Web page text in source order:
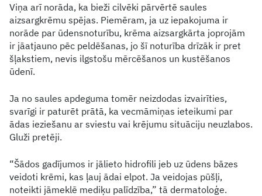
Viņa arī norāda, ka bieži cilvēki pārvērtē saules
aizsargkrēmu spējas. Piemēram, ja uz iepakojuma ir
norāde par ūdensnoturību, krēma aizsargkārta joprojām
ir jāatjauno pēc peldēšanas, jo šī noturība drīzāk ir pret
šļakstiem, nevis ilgstošu mērcēšanos un kustēšanos
ūdenī.
Ja no saules apdeguma tomēr neizdodas izvairīties,
svarīgi ir paturēt prātā, ka vecmāmiņas ieteikumi par
ādas ieziešanu ar sviestu vai krējumu situāciju neuzlabos.
Gluži pretēji.
“Šādos gadījumos ir jālieto hidrofili jeb uz ūdens bāzes
veidoti krēmi, kas ļauj ādai elpot. Ja veidojas pūšļi,
noteikti jāmeklē mediķu palīdzība,” tā dermatoloģe.